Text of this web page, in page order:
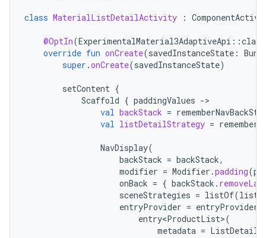
class MaterialListDetailActivity :
@OptIn(ExperimentalMaterial3AdaptiveApi ::class
override fun onCreate(savedInstanceState :
super .onCreate(savedInstanceState)
setContent {
Scaffold { paddingValues -
val backStack =
val listDetailStrategy =
NavDisplay(
backStack = backStack,
modifier = Modifier .padding(
onBack = { backStack .
sceneStrategies = listOf(
entryProvider = entryProvider
entry<ProductList>(
metadata =